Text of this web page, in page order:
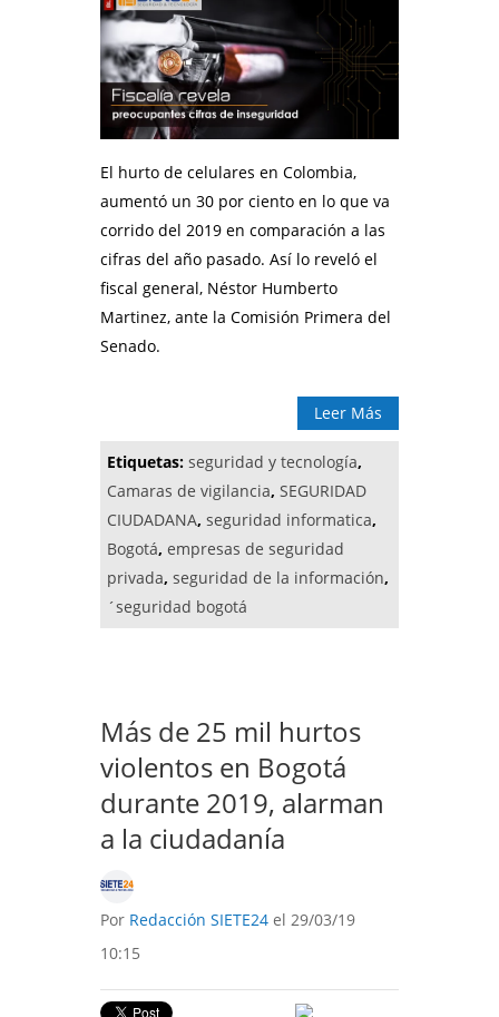
El hurto de celulares en Colombia,
aumentó un 30 por ciento en lo que va
corrido del 2019 en comparación a las
cifras del año pasado. Así lo reveló el
fiscal general, Néstor Humberto
Martinez, ante la Comisión Primera del
Senado.
Leer Más
Etiquetas: seguridad y tecnología,
Camaras de vigilancia, SEGURIDAD
CIUDADANA, seguridad informatica,
Bogotá, empresas de seguridad
privada, seguridad de la información,
´seguridad bogotá
Más de 25 mil hurtos
violentos en Bogotá
durante 2019, alarman
a la ciudadanía
Por Redacción SIETE24 el 29/03/19
10:15